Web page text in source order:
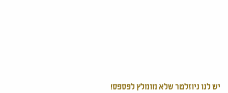
יש לנו ניוזלטר שלא מומלץ לפספס!